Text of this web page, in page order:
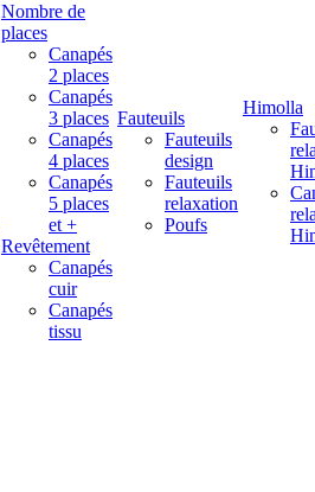
Nombre de
places
Canapés
2 places
Canapés
3 places
Canapés
4 places
Canapés
5 places
et +
Revêtement
Canapés
cuir
Canapés
tissu
Fauteuils
Fauteuils
design
Fauteuils
relaxation
Poufs
Himolla